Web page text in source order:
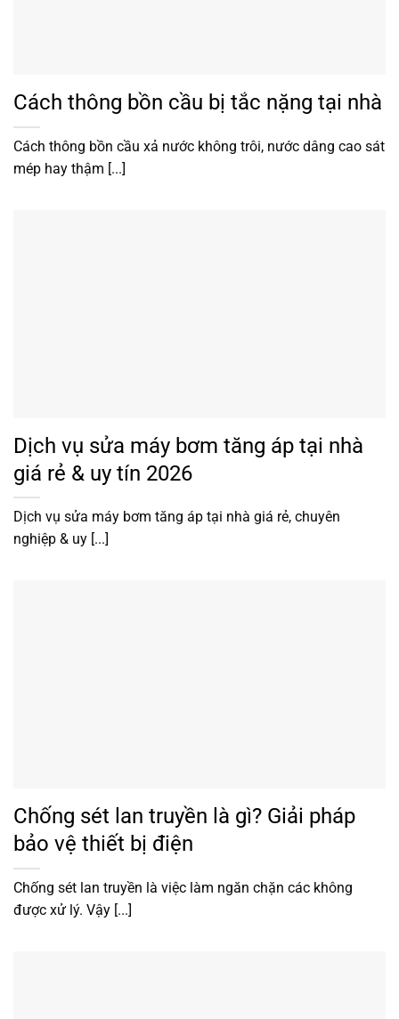
Cách thông bồn cầu bị tắc nặng tại nhà
Cách thông bồn cầu xả nước không trôi, nước dâng cao sát
mép hay thậm [...]
Dịch vụ sửa máy bơm tăng áp tại nhà
giá rẻ & uy tín 2026
Dịch vụ sửa máy bơm tăng áp tại nhà giá rẻ, chuyên
nghiệp & uy [...]
Chống sét lan truyền là gì? Giải pháp
bảo vệ thiết bị điện
Chống sét lan truyền là việc làm ngăn chặn các không
được xử lý. Vậy [...]